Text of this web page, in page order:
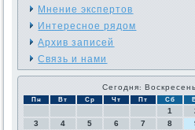
Мнение экспертов
Интересное рядом
Архив записей
Связь и нами
Сегодня:
Пн Вт Ср Чт Пт Сб
1
3
4 5 6 7 8